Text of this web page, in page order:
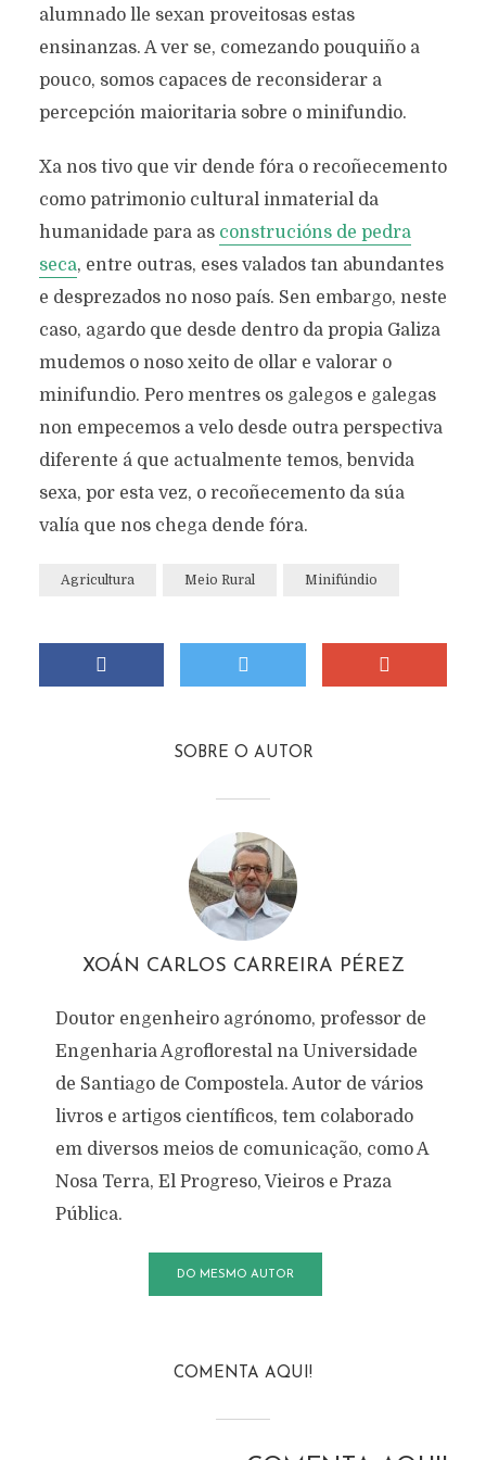
alumnado lle sexan proveitosas estas
ensinanzas. A ver se, comezando pouquiño a
pouco, somos capaces de reconsiderar a
percepción maioritaria sobre o minifundio.
Xa nos tivo que vir dende fóra o recoñecemento
como patrimonio cultural inmaterial da
humanidade para as construcións de pedra
seca, entre outras, eses valados tan abundantes
e desprezados no noso país. Sen embargo, neste
caso, agardo que desde dentro da propia Galiza
mudemos o noso xeito de ollar e valorar o
minifundio. Pero mentres os galegos e galegas
non empecemos a velo desde outra perspectiva
diferente á que actualmente temos, benvida
sexa, por esta vez, o recoñecemento da súa
valía que nos chega dende fóra.
Agricultura Meio Rural Minifúndio
SOBRE O AUTOR
XOÁN CARLOS CARREIRA PÉREZ
Doutor engenheiro agrónomo, professor de
Engenharia Agroflorestal na Universidade
de Santiago de Compostela. Autor de vários
livros e artigos científicos, tem colaborado
em diversos meios de comunicação, como A
Nosa Terra, El Progreso, Vieiros e Praza
Pública.
DO MESMO AUTOR
COMENTA AQUI!